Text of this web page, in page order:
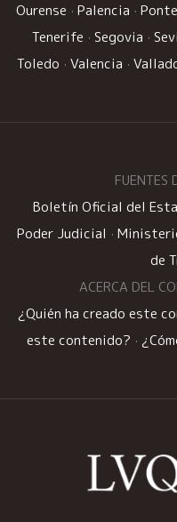
Ourense · Palencia ·
Tenerife · Segovia ·
Toledo · Valencia ·
FUENTES
Boletín Oficial del
Poder Judicial ·
de
ACERCA DEL
¿Quién ha creado este
este contenido? ·